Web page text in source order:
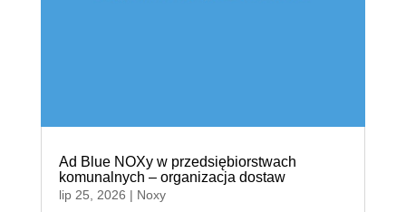
Ad Blue NOXy w przedsiębiorstwach
komunalnych – organizacja dostaw
lip 25, 2026 | Noxy